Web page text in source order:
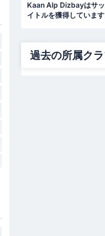
Kaan Alp Dizbayはサ
イトルを獲得しています
過去の所属ク